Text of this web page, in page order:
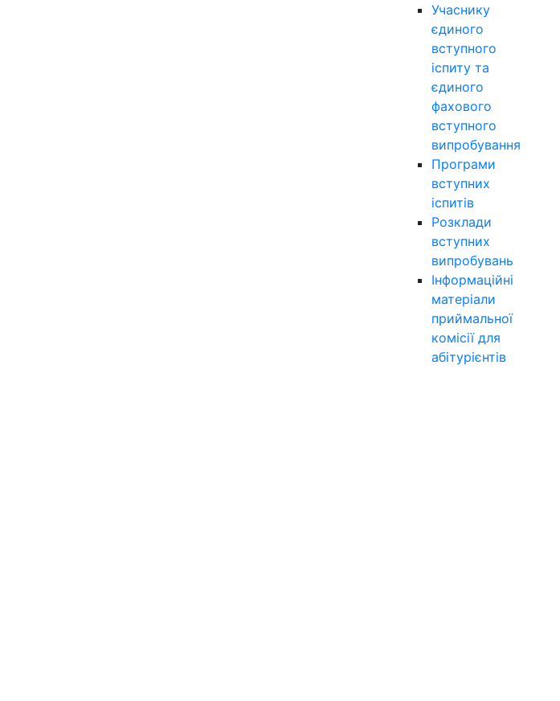
Учаснику
єдиного
вступного
іспиту та
єдиного
фахового
вступного
випробування
Програми
вступних
іспитів
Розклади
вступних
випробувань
Інформаційні
матеріали
приймальної
комісії для
абітурієнтів